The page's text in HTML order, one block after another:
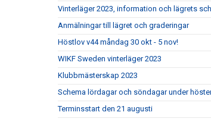
Vinterläger 2023, information och lägrets
Anmälningar till lägret och graderingar
Höstlov v44 måndag 30 okt - 5 nov!
WIKF Sweden vinterläger 2023
Klubbmästerskap 2023
Schema lördagar och söndagar under
Terminsstart den 21 augusti